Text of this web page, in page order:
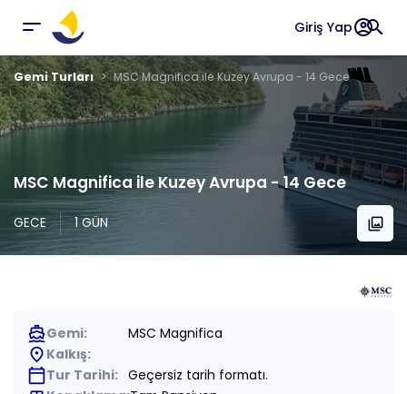
Giriş Yapaccount_circlesearch
Gemi Turları MSC Magnifica ile Kuzey Avrupa - 14 Gece
MSC Magnifica ile Kuzey Avrupa - 14 Gece
GECE 1 GÜN collections
directions_boatGemi: MSC Magnifica
place Kalkış:
calendar_todayTur Tarihi: Geçersiz tarih formatı.